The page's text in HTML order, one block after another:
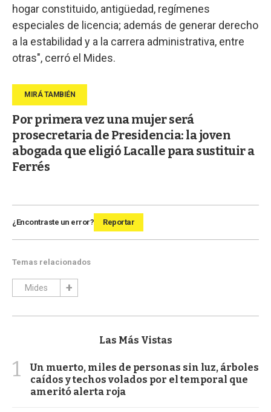
hogar constituido, antigüedad, regímenes
especiales de licencia; además de generar derecho
a la estabilidad y a la carrera administrativa, entre
otras", cerró el Mides.
Por primera vez una mujer será
prosecretaria de Presidencia: la joven
abogada que eligió Lacalle para sustituir a
Ferrés
¿Encontraste un error? Reportar
Temas relacionados
Mides
Las Más Vistas
1
Un muerto, miles de personas sin luz, árboles
caídos y techos volados por el temporal que
ameritó alerta roja